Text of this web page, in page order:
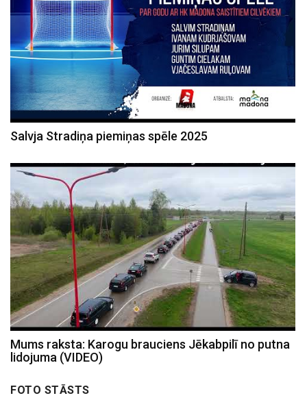
Salvja Stradiņa piemiņas spēle 2025
Mums raksta: Karogu brauciens Jēkabpilī no putna
lidojuma (VIDEO)
FOTO STĀSTS